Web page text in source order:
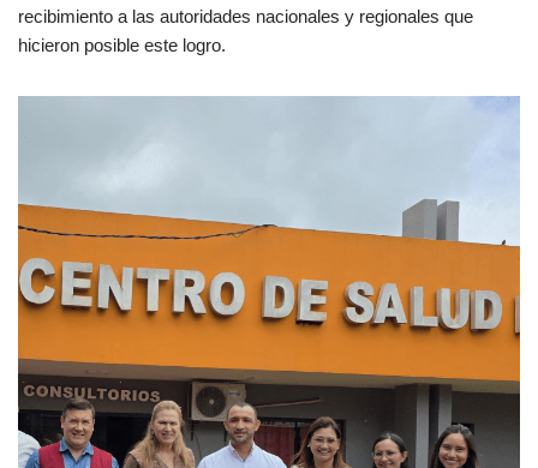
recibimiento a las autoridades nacionales y regionales que
hicieron posible este logro.